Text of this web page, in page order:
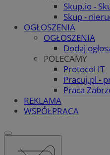
Skup.io -
Skup -
OGŁOSZENIA
OGŁOSZENIA
Dodaj
POLECAMY
Protocol IT
Pracuj.pl -
Praca
REKLAMA
WSPÓŁPRACA